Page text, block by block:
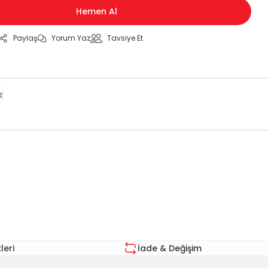
Hemen Al
Paylaş Yorum Yaz Tavsiye Et
İade & Değişim